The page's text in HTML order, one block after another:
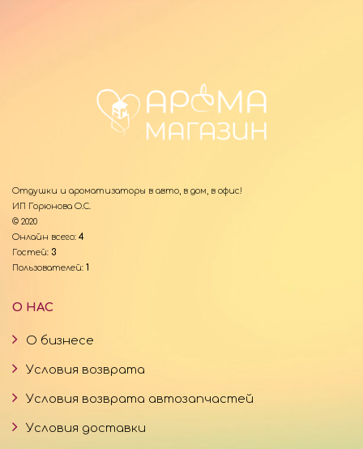
Отдушки и ароматизаторы в авто, в дом, в офис!
ИП Горюнова О.С.
© 2020
Онлайн всего: 4
Гостей: 3
Пользователей: 1
О НАС
О бизнесе
Условия возврата
Условия возврата автозапчастей
Условия доставки